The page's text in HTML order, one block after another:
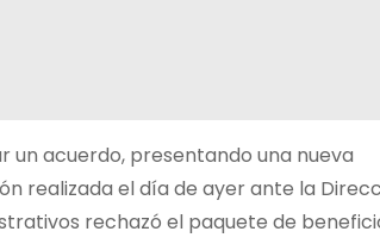
un acuerdo, presentando una nueva
realizada el día de ayer ante la
rechazó el paquete de